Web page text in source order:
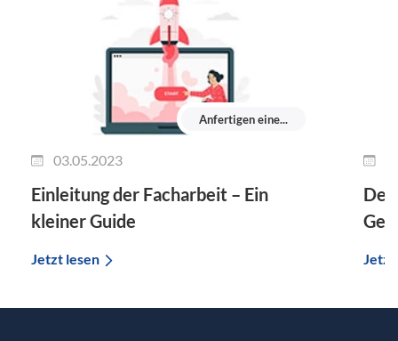
Anfertigen eine...
03.05.2023
Einleitung der Facharbeit – Ein
kleiner Guide
Jetzt lesen